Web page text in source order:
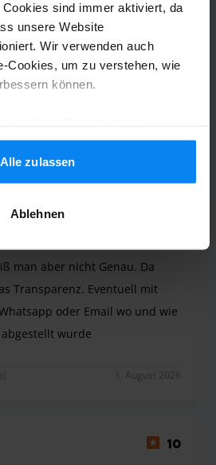
sind immer aktiviert, da
unsere Website
Wir verwenden auch
Cookies, um zu verstehen, wie
können.
gemäß den Regeln in Ihrem
Ihre Einstellungen jedoch
Einzelheiten finden Sie in
Alle zulassen
Ablehnen
Anruf des Valet service. Hier
genaue Ankunftszeit
Vor Ort am Flughafen wurde
übergeben und auf
ein zweites mal nach
ist gut für Münchner
man aber nicht Genau. Da
Transparenz. Eventuell mit
oder Email wo und wie
wurde
1. August 2026
10